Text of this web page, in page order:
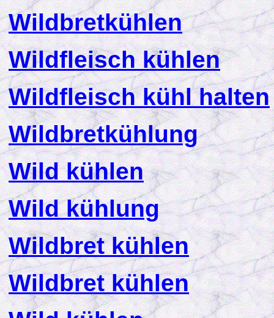
Wildbretkühlen
Wildfleisch kühlen
Wildfleisch kühl halten
Wildbretkühlung
Wild kühlen
Wild kühlung
Wildbret kühlen
Wildbret kühlen